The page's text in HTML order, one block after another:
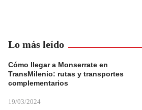
Lo más leído
Cómo llegar a Monserrate en
TransMilenio: rutas y transportes
complementarios
19/03/2024